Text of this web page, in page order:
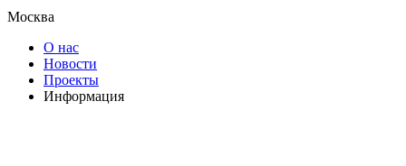
Москва
О нас
Новости
Проекты
Информация